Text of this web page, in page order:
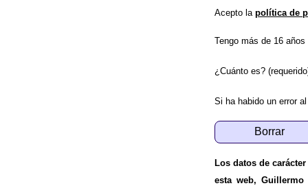
Acepto la política de
Tengo más de 16
¿Cuánto es?
Si ha habido un error
Los datos de carácter
esta web,